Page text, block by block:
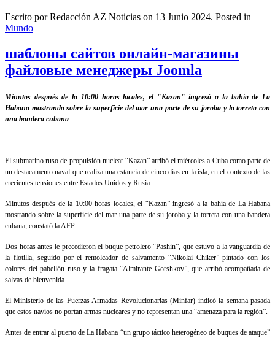
Escrito por Redacción AZ Noticias on 13 Junio 2024. Posted in
Mundo
шаблоны сайтов онлайн-магазины
файловые менеджеры Joomla
Minutos después de la 10:00 horas locales, el "Kazan" ingresó a la bahía de La
Habana mostrando sobre la superficie del mar una parte de su joroba y la torreta con
una bandera cubana
El submarino ruso de propulsión nuclear “Kazan” arribó el miércoles a Cuba como parte de
un destacamento naval que realiza una estancia de cinco días en la isla, en el contexto de las
crecientes tensiones entre Estados Unidos y Rusia.
Minutos después de la 10:00 horas locales, el “Kazan” ingresó a la bahía de La Habana
mostrando sobre la superficie del mar una parte de su joroba y la torreta con una bandera
cubana, constató la AFP.
Dos horas antes le precedieron el buque petrolero “Pashin”, que estuvo a la vanguardia de
la flotilla, seguido por el remolcador de salvamento “Nikolai Chiker” pintado con los
colores del pabellón ruso y la fragata “Almirante Gorshkov”, que arribó acompañada de
salvas de bienvenida.
El Ministerio de las Fuerzas Armadas Revolucionarias (Minfar) indicó la semana pasada
que estos navíos no portan armas nucleares y no representan una “amenaza para la región”.
Antes de entrar al puerto de La Habana “un grupo táctico heterogéneo de buques de ataque”